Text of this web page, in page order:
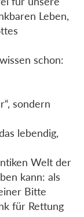
Leben,
schon:
sondern
lebendig,
Welt der
kann: als
Bitte
für Rettung